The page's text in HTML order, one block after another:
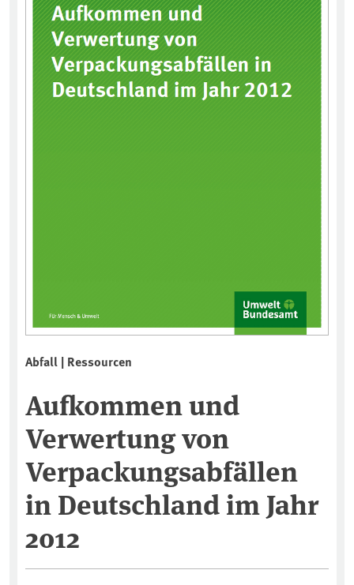
Abfall | Ressourcen
Aufkommen und
Verwertung von
Verpackungsabfällen
in Deutschland im Jahr
2012